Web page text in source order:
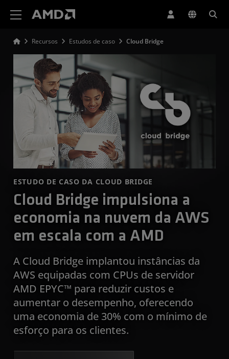
Recursos Estudos de caso Cloud Bridge
ESTUDO DE CASO DA CLOUD BRIDGE
Cloud Bridge impulsiona a
economia na nuvem da AWS
em escala com a AMD
A Cloud Bridge implantou instâncias da
AWS equipadas com CPUs de servidor
AMD EPYC™ para reduzir custos e
aumentar o desempenho, oferecendo
uma economia de 30% com o mínimo de
esforço para os clientes.